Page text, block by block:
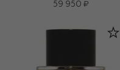
59 950 ₽